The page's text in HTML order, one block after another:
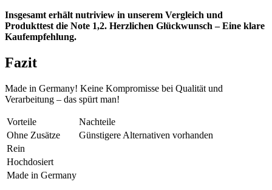
Insgesamt erhält nutriview in unserem Vergleich und
Produkttest die Note 1,2. Herzlichen Glückwunsch – Eine klare
Kaufempfehlung.
Fazit
Made in Germany! Keine Kompromisse bei Qualität und
Verarbeitung – das spürt man!
Vorteile
Nachteile
Ohne Zusätze
Günstigere Alternativen vorhanden
Rein
Hochdosiert
Made in Germany